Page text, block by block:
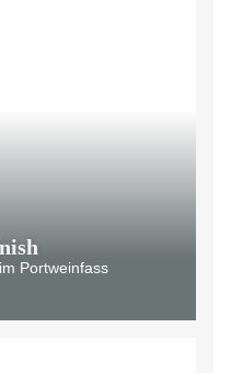
Portweinfass